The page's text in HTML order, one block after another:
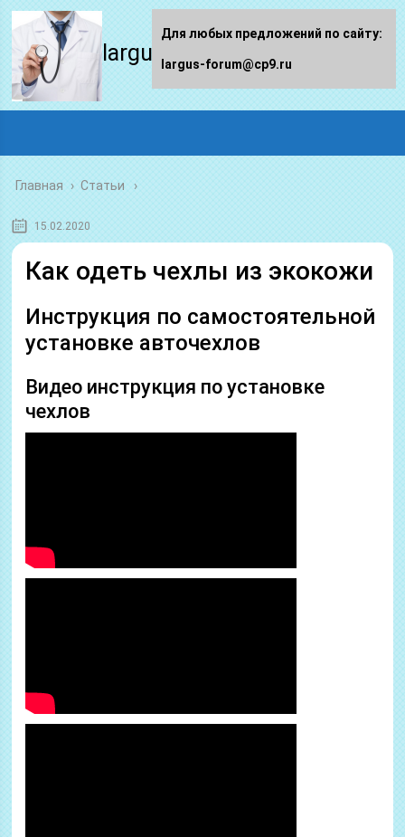
largus-forum.ru
Главная › Статьи
15.02.2020
Как одеть чехлы из экокожи
Инструкция по самостоятельной
установке авточехлов
Видео инструкция по установке
чехлов
Для любых предложений по сайту:
largus-forum@cp9.ru